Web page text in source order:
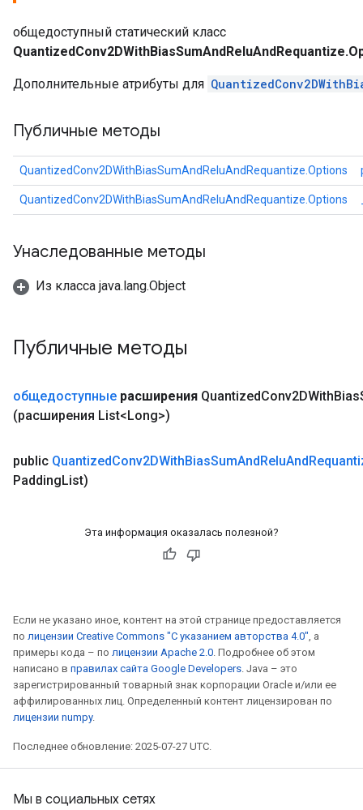
общедоступный статический класс
Дополнительные атрибуты для
Публичные методы
QuantizedConv2DWithBiasSumAndReluAndRequantize.Options
QuantizedConv2DWithBiasSumAndReluAndRequantize.Options
Унаследованные методы
Из класса java.lang.Object
Публичные методы
общедоступные расширения QuantizedConv2DWithBias
(расширения List<Long>)
public QuantizedConv2DWithBiasSumAndReluAnd
PaddingList)
Эта информация оказалась полезной?
Если не указано иное, контент на этой странице предоставляется
по лицензии Creative Commons "С указанием авторства 4.0", а
примеры кода – по лицензии Apache 2.0. Подробнее об этом
написано в правилах сайта Google Developers. Java – это
зарегистрированный товарный знак корпорации Oracle и/или ее
аффилированных лиц. Определенный контент лицензирован по
лицензии numpy.
Последнее обновление: 2025-07-27 UTC.
Мы в социальных сетях